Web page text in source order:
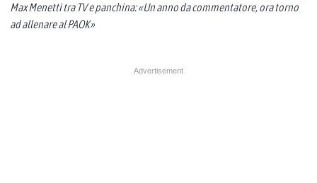
Max Menetti tra TV e panchina: «Un anno da commentatore, ora torno
ad allenare al PAOK»